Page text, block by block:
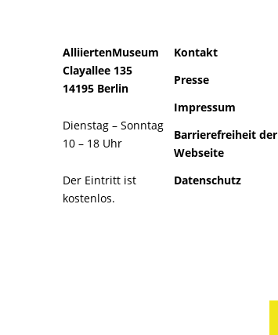
AlliiertenMuseum
Clayallee 135
14195 Berlin
Dienstag – Sonntag
10 – 18 Uhr
Der Eintritt ist
kostenlos.
Kontakt
Presse
Impressum
Barrierefreiheit der
Webseite
Datenschutz